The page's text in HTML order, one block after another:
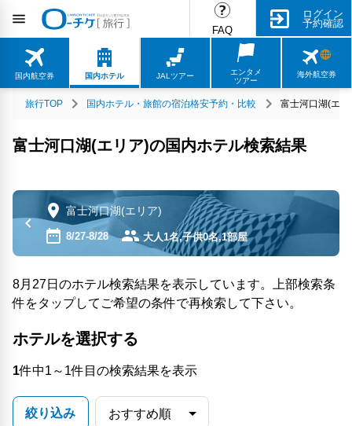
FAQ
ログイン
予約確認
国内航空券 国内ホテル JALツアー
エンタメ
ツアー
海外航空券
旅行TOP 国内ホテル・旅館の宿泊格安予約・比較 富士河口湖(エ
富士河口湖(エリア)の国内ホテル検索結果
富士河口湖(エリア)
8/27-8/28 大人1名,子供0名,1部屋
8月27日のホテル検索結果を表示しています。上部検索条
件をタップしてご希望の条件で再検索して下さい。
ホテルを選択する
1件中1～1件目の検索結果を表示
絞り込み